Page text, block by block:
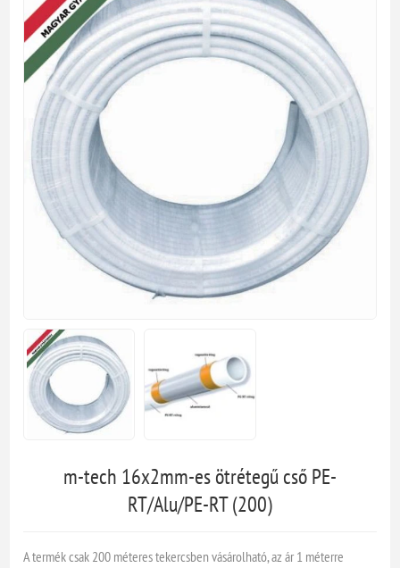
m-tech 16x2mm-es ötrétegű cső PE-
RT/Alu/PE-RT (200)
A termék csak 200 méteres tekercsben vásárolható, az ár 1 méterre